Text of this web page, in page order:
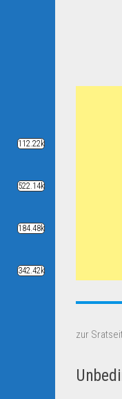
zur
112.22k
522.14k
184.48k
342.42k